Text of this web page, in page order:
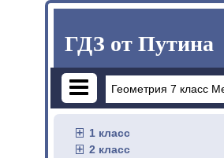
ГДЗ от Путина
1 класс
2 класс